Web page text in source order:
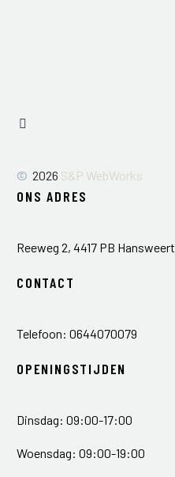
© 2026 S&P WebWorks
ONS ADRES
Reeweg 2, 4417 PB Hansweert
CONTACT
Telefoon: 0644070079
OPENINGSTIJDEN
Dinsdag: 09:00-17:00
Woensdag: 09:00-19:00